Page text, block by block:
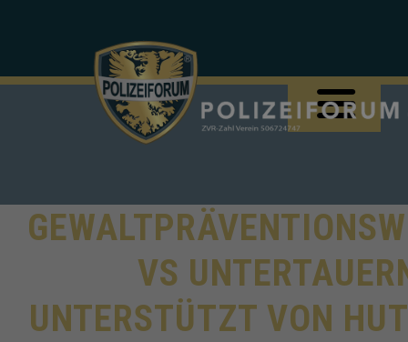
VS
UNTERSTÜTZT VON